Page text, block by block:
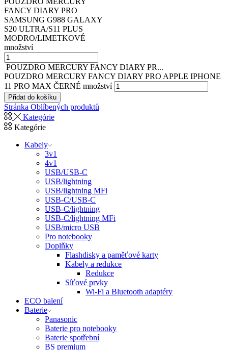
FANCY DIARY PRO
SAMSUNG G988 GALAXY
S20 ULTRA/S11 PLUS
MODRO/LIMETKOVÉ
množství
POUZDRO MERCURY FANCY DIARY PR...
POUZDRO MERCURY FANCY DIARY PRO APPLE IPHONE
11 PRO MAX ČERNÉ množství
Přidat do košíku
Stránka Oblíbených produktů
Kategórie
Kategórie
Kabely
3v1
4v1
USB/USB-C
USB/lightning
USB/lightning MFi
USB-C/USB-C
USB-C/lightning
USB-C/lightning MFi
USB/micro USB
Pro notebooky
Doplňky
Flashdisky a paměťové karty
Kabely a redukce
Redukce
Síťové prvky
Wi-Fi a Bluetooth adaptéry
ECO balení
Baterie
Panasonic
Baterie pro notebooky
Baterie spotřební
BS premium